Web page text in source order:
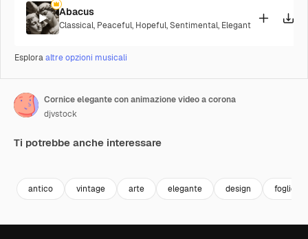
Abacus
Classical, Peaceful, Hopeful,Sentimental, Elegant
Esploraaltre opzioni musicali
Cornice elegante con animazione video a corona
djvstock
Ti potrebbe anche interessare
antico vintage arte elegante design foglie